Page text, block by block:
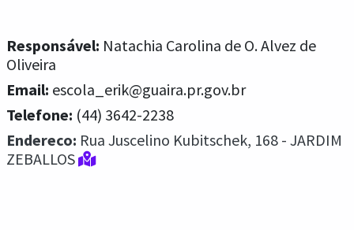
Responsável: Natachia Carolina de O. Alvez de
Oliveira
Email: escola_erik@guaira.pr.gov.br
Telefone: (44) 3642-2238
Endereco: Rua Juscelino Kubitschek, 168 - JARDIM
ZEBALLOS